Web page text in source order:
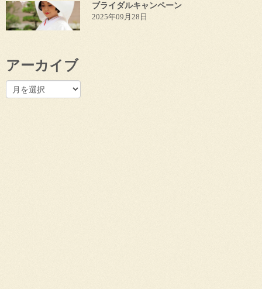
ブライダルキャンペーン
2025年09月28日
アーカイブ